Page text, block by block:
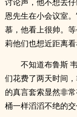
恩先生在小会议室
慕，他看上很帅。
莉他们也想近距离
不知道布鲁斯
们花费了两天时间
的真言套索显然非
桶一样滔滔不绝的